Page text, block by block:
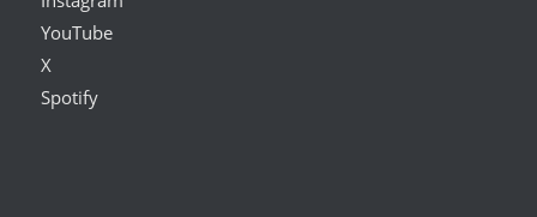
YouTube
X
Spotify